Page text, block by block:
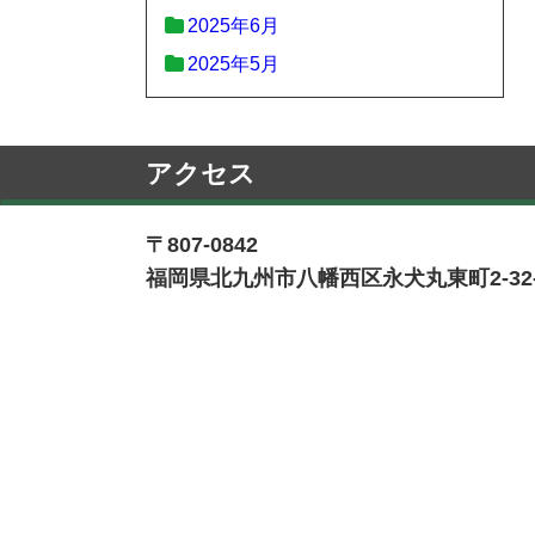
2025年6月
2025年5月
アクセス
〒807-0842
福岡県北九州市八幡西区永犬丸東町2-